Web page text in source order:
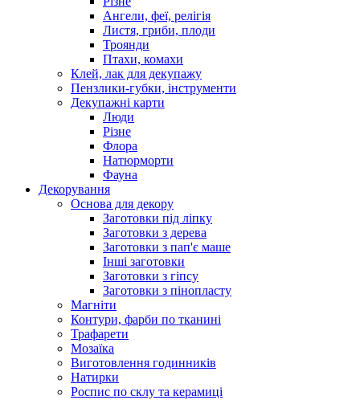
Ангели, феї, релігія
Листя, гриби, плоди
Троянди
Птахи, комахи
Клей, лак для декупажу
Пензлики-губки, інструменти
Декупажні карти
Люди
Різне
Флора
Натюрморти
Фауна
Декорування
Основа для декору
Заготовки під ліпку
Заготовки з дерева
Заготовки з пап'є маше
Інші заготовки
Заготовки з гіпсу
Заготовки з пінопласту
Магніти
Контури, фарби по тканині
Трафарети
Мозаїка
Виготовлення годинників
Натирки
Роспис по склу та керамиці